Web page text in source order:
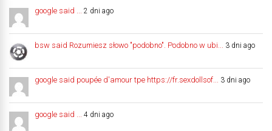
google said ... 2 dni ago
bsw said Rozumiesz słowo "podobno". Podobno w ubi... 3 dni ago
google said poupée d'amour tpe https://fr.sexdollsof... 3 dni ago
google said ... 4 dni ago